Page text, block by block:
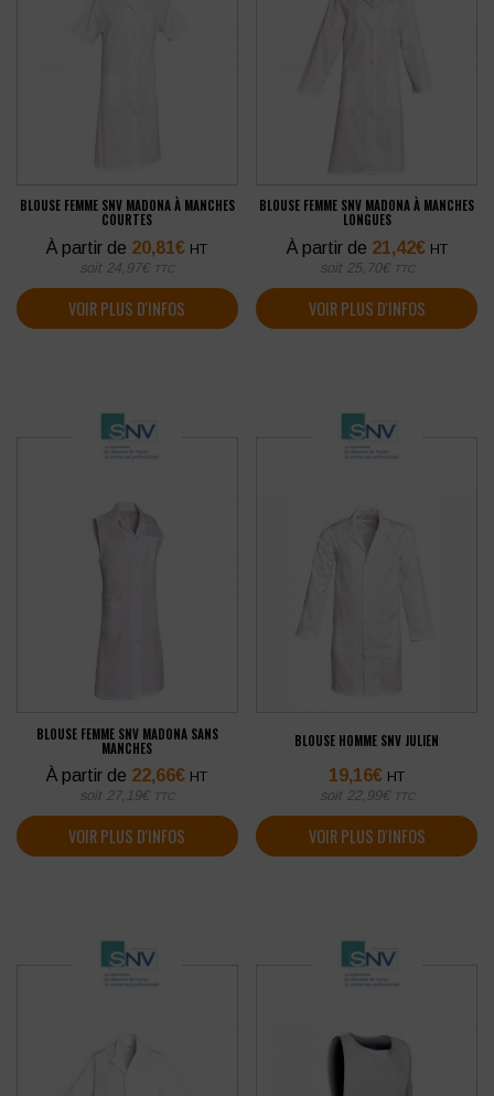
BLOUSE FEMME SNV MADONA À MANCHES
COURTES
À partir de 20,81€ HT
soit 24,97€ TTC
VOIR PLUS D'INFOS
BLOUSE FEMME SNV MADONA À MANCHES
LONGUES
À partir de 21,42€ HT
soit 25,70€ TTC
VOIR PLUS D'INFOS
BLOUSE FEMME SNV MADONA SANS
MANCHES
À partir de 22,66€ HT
soit 27,19€ TTC
VOIR PLUS D'INFOS
BLOUSE HOMME SNV JULIEN
19,16€ HT
soit 22,99€ TTC
VOIR PLUS D'INFOS